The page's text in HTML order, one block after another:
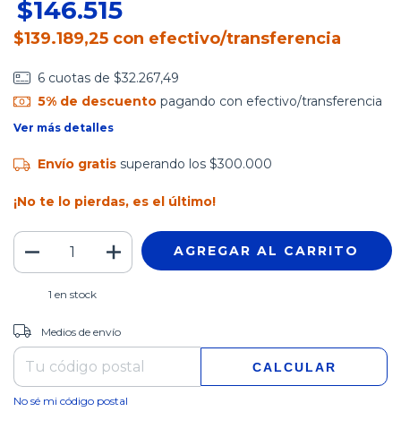
$146.515
$139.189,25 con efectivo/transferencia
6 cuotas de $32.267,49
5% de descuentopagando con efectivo/transferencia
Ver más detalles
Envío gratis superando los $300.000
¡No te lo pierdas, es el último!
1 en stock
Entregas para el CP:
Medios de envío
CALCULAR
No sé mi código postal